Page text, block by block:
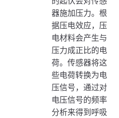
器施加压力。根
据压电效应，压
电材料会产生与
压力成正比的电
荷。传感器将这
些电荷转换为电
压信号，通过对
电压信号的频率
分析来得到呼吸